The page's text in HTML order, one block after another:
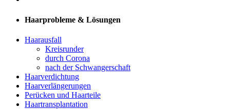
Haarprobleme & Lösungen
Haarausfall
Kreisrunder
durch Corona
nach der Schwangerschaft
Haarverdichtung
Haarverlängerungen
Perücken und Haarteile
Haartransplantation